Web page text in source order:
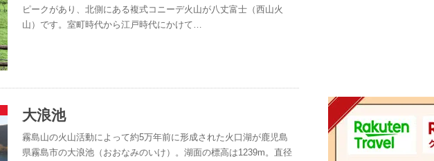
ピークがあり、北側にある複式コニーデ火山が八丈富士（西山火
山）です。室町時代から江戸時代にかけて…
大浪池
霧島山の火山活動によって約5万年前に形成された火口湖が鹿児島
県霧島市の大浪池（おおなみのいけ）。湖面の標高は1239m。直径